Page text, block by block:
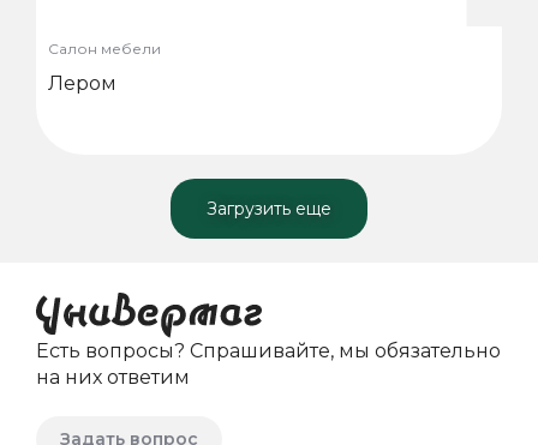
Салон мебели
Лером
Загрузить еще
Есть вопросы? Спрашивайте, мы обязательно
на них ответим
Задать вопрос